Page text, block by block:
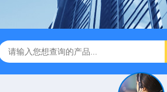
24恒温水浴锅 全不锈钢水浴15位多